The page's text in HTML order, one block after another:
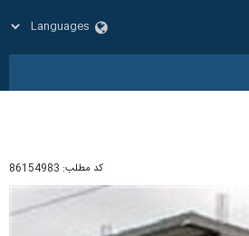
کد مطلب: 86154983